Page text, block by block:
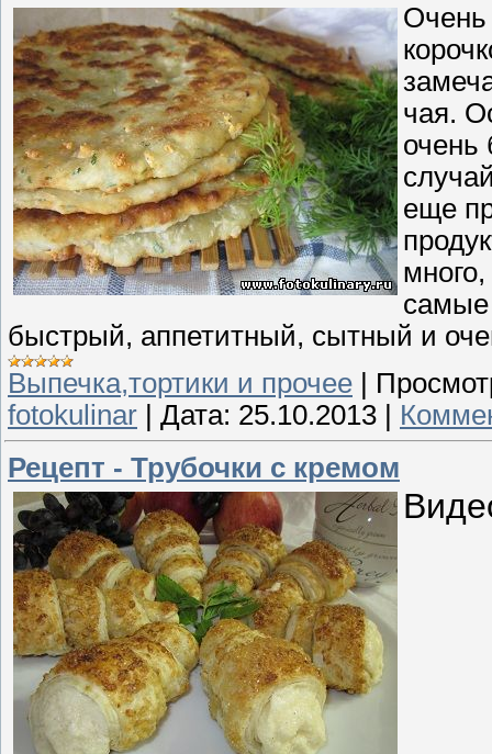
Очень
чая.
очень
еще
самые
быстрый, аппетитный, сытный и
Выпечка,тортики и прочее
fotokulinar
Дата: 25.10.2013
Рецепт - Трубочки с кремом